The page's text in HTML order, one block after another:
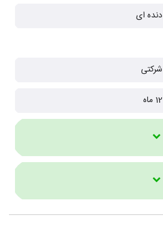
دنده ای
شرکتی
12 ماه